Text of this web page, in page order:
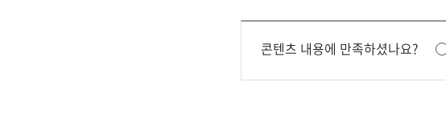
콘텐츠 내용에 만족하셨나요?